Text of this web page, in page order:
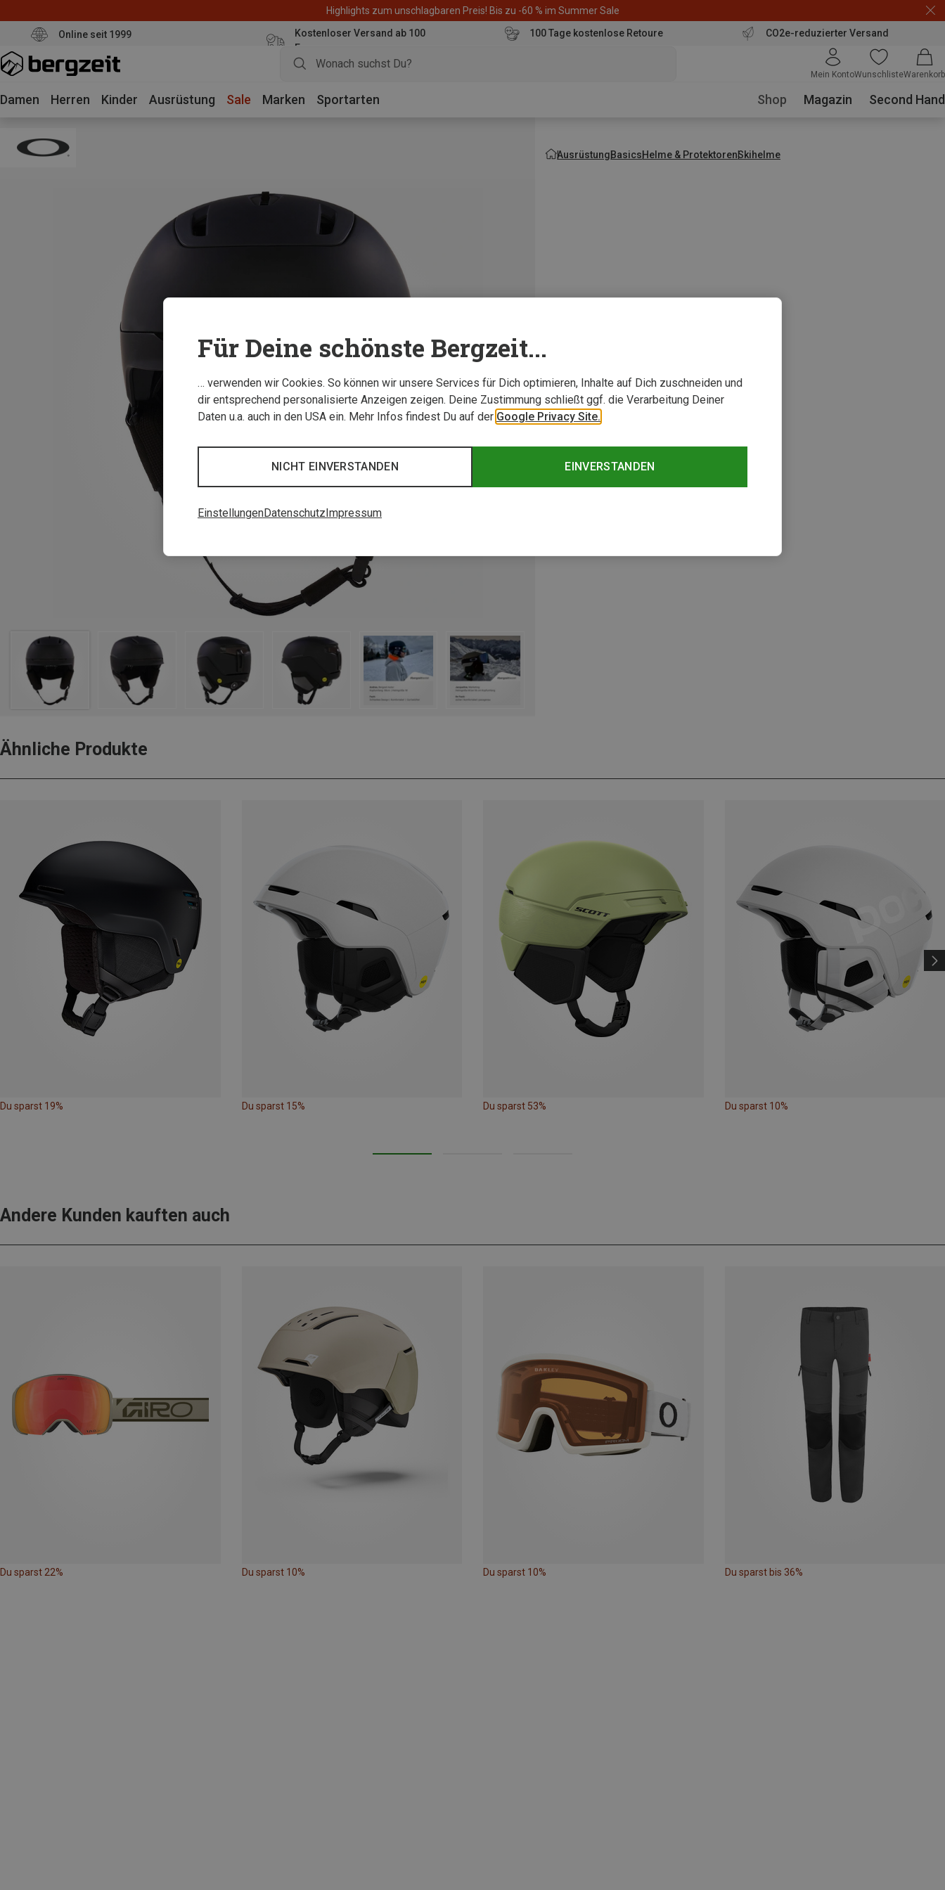
Highlights zum unschlagbaren Preis! Bis zu -60 % im Summer Sale
Online seit 1999
Kostenloser Versand ab 100
Euro
100 Tage kostenlose Retoure CO2e-reduzierter Versand
Mein KontoWunschlisteWarenkorb
Damen Herren Kinder Ausrüstung Sale Marken Sportarten Shop Magazin Second Hand
AusrüstungBasicsHelme & ProtektorenSkihelme
Ähnliche Produkte
Du sparst 19% Du sparst 15% Du sparst 53% Du sparst 10%
Andere Kunden kauften auch
Du sparst 22% Du sparst 10% Du sparst 10% Du sparst bis 36%
Für Deine schönste Bergzeit...
… verwenden wir Cookies. So können wir unsere Services für Dich optimieren, Inhalte auf Dich zuschneiden und
dir entsprechend personalisierte Anzeigen zeigen. Deine Zustimmung schließt ggf. die Verarbeitung Deiner
Daten u.a. auch in den USA ein. Mehr Infos findest Du auf der Google Privacy Site.
EINVERSTANDEN
NICHT EINVERSTANDEN
EinstellungenDatenschutz Impressum